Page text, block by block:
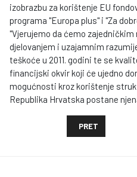
izobrazbu za korištenje EU
programa "Europa plus" i "Za
"Vjerujemo da ćemo
djelovanjem i uzajamnim
teškoće u 2011. godini te se
financijski okvir koji će ujedno
mogućnosti kroz korištenje
Republika Hrvatska postane
PRETHODNI
PRET